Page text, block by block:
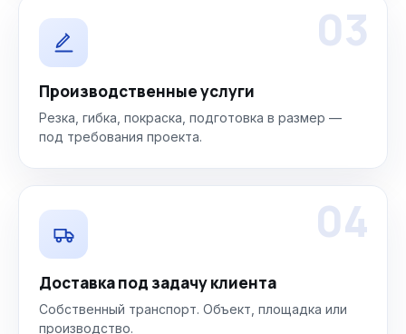
03
Производственные услуги
Резка, гибка, покраска, подготовка в размер —
под требования проекта.
04
Доставка под задачу клиента
Собственный транспорт. Объект, площадка или
производство.